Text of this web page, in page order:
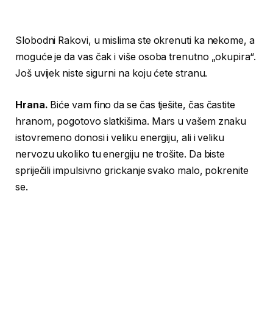
Slobodni Rakovi, u mislima ste okrenuti ka nekome, a
moguće je da vas čak i više osoba trenutno „okupira“.
Još uvijek niste sigurni na koju ćete stranu.
Hrana. Biće vam fino da se čas tješite, čas častite
hranom, pogotovo slatkišima. Mars u vašem znaku
istovremeno donosi i veliku energiju, ali i veliku
nervozu ukoliko tu energiju ne trošite. Da biste
spriječili impulsivno grickanje svako malo, pokrenite
se.